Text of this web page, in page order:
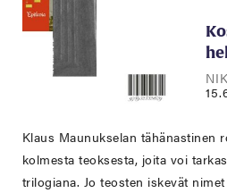
Klaus Maunukselan tähänastinen
kolmesta teoksesta, joita voi
trilogiana. Jo teosten iskevät